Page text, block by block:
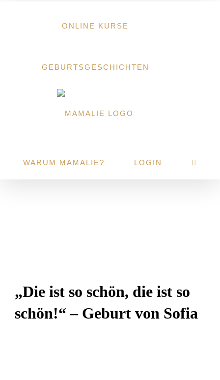
ONLINE KURSE
GEBURTSGESCHICHTEN
WARUM MAMALIE? LOGIN
„Die ist so schön, die ist so
schön!“ – Geburt von Sofia